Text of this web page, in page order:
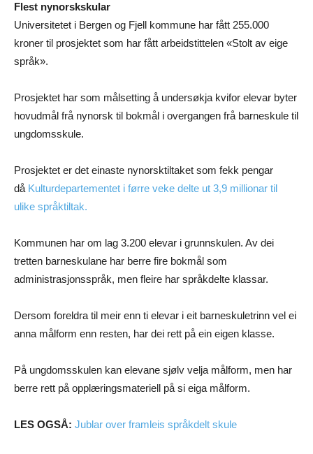
Flest nynorskskular
Universitetet i Bergen og Fjell kommune har fått 255.000
kroner til prosjektet som har fått arbeidstittelen «Stolt av eige
språk».
Prosjektet har som målsetting å undersøkja kvifor elevar byter
hovudmål frå nynorsk til bokmål i overgangen frå barneskule til
ungdomsskule.
Prosjektet er det einaste nynorsktiltaket som fekk pengar
då Kulturdepartementet i førre veke delte ut 3,9 millionar til
ulike språktiltak.
Kommunen har om lag 3.200 elevar i grunnskulen. Av dei
tretten barneskulane har berre fire bokmål som
administrasjonsspråk, men fleire har språkdelte klassar.
Dersom foreldra til meir enn ti elevar i eit barneskuletrinn vel ei
anna målform enn resten, har dei rett på ein eigen klasse.
På ungdomsskulen kan elevane sjølv velja målform, men har
berre rett på opplæringsmateriell på si eiga målform.
LES OGSÅ: Jublar over framleis språkdelt skule